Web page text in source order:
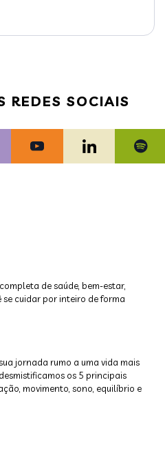
REDES SOCIAIS
de saúde, bem-estar,
cuidar por inteiro de forma
jornada rumo a uma vida mais
os 5 principais
movimento, sono, equilíbrio e